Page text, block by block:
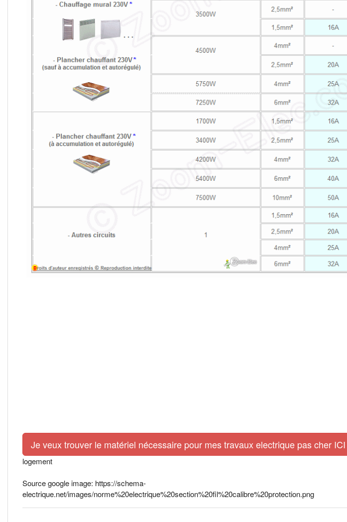
Je veux trouver le matériel nécessaire pour mes travaux electrique pas cher ICI
logement
Source google image: https://schema-
electrique.net/images/norme%20electrique%20section%20fil%20calibre%20protection.png